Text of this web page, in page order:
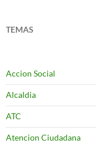
TEMAS
Accion Social
Alcaldia
ATC
Atencion Ciudadana